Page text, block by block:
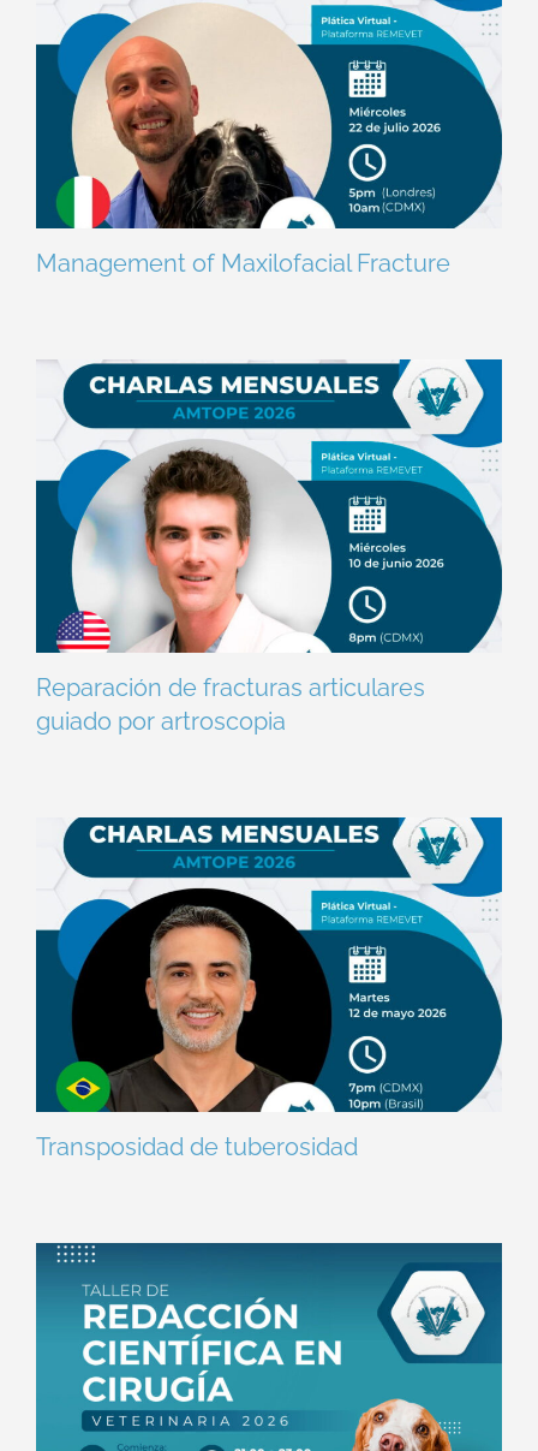
Management of Maxilofacial Fracture
Reparación de fracturas articulares
guiado por artroscopia
Transposidad de tuberosidad